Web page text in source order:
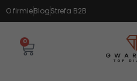
O firmieBlogStrefa B2B
0